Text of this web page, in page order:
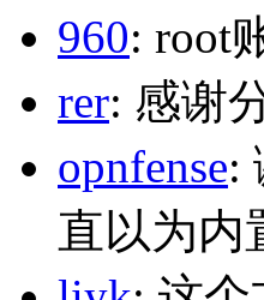
960: root
rer: 感谢
opnfense:
直以为内